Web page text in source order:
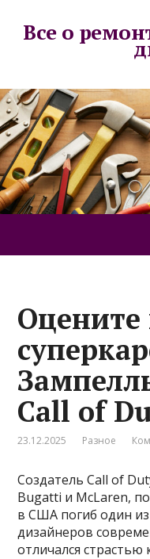
Все о
Call of
23.12.2025 Разное
Создатель Call of
Bugatti и McLaren,
в США погиб один
дизайнеров
отличался страстью